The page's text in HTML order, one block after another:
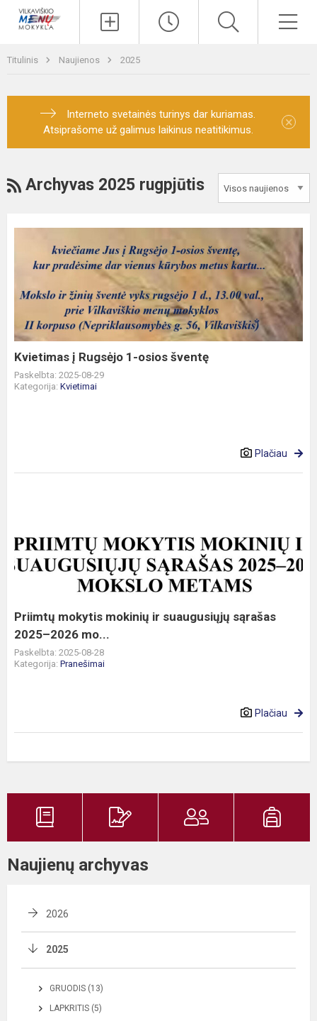
Titulinis Naujienos 2025
Interneto svetainės turinys dar kuriamas.
Atsiprašome už galimus laikinus neatitikimus.
×
RSS
Archyvas 2025 rugpjūtis
Rugsėjo
osios
šventę
Kvietimas į Rugsėjo 1-osios šventę
Paskelbta: 2025-08-29
Kategorija: Kvietimai
Plačiau
ir
suaugusiųjų
2026
mo...
Priimtų mokytis mokinių ir suaugusiųjų sąrašas
2025–2026 mo...
Paskelbta: 2025-08-28
Kategorija: Pranešimai
Plačiau
Naujienų archyvas
2026
2025
GRUODIS (13)
LAPKRITIS (5)